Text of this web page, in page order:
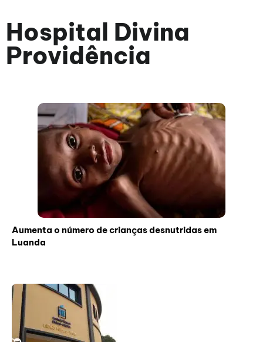
Hospital Divina
Providência
Aumenta o número de crianças desnutridas em
Luanda